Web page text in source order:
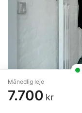
Månedlig leje
7.700 kr